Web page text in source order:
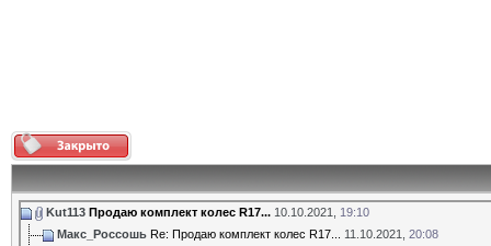
Kut113 Продаю комплект колес R17... 10.10.2021, 19:10
Макс_Россошь Re: Продаю комплект колес R17... 11.10.2021, 20:08